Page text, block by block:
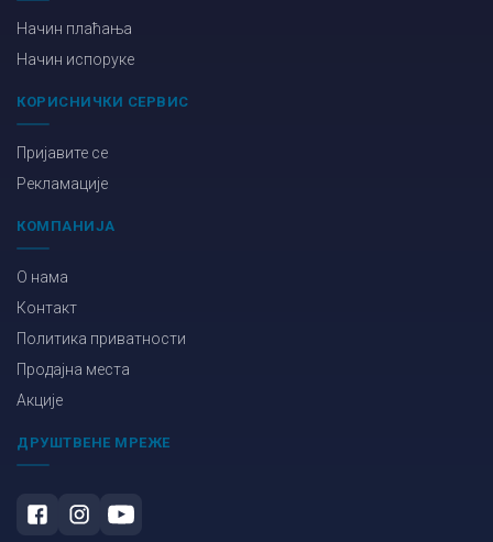
Начин плаћања
Начин испоруке
КОРИСНИЧКИ СЕРВИС
Пријавите се
Рекламације
КОМПАНИЈА
О нама
Контакт
Политика приватности
Продајна места
Акције
ДРУШТВЕНЕ МРЕЖЕ